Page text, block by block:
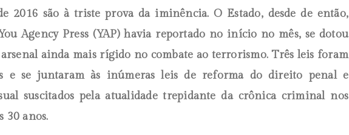
2016 são à triste prova da iminência. O Estado, desde de então,
Agency Press (YAP) havia reportado no início no mês, se dotou
ainda mais rígido no combate ao terrorismo. Três leis foram
e se juntaram às inúmeras leis de reforma do direito penal e
suscitados pela atualidade trepidante da crônica criminal nos
30 anos.